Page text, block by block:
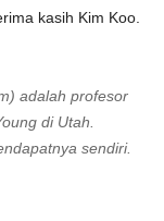
kasih Kim Koo.
adalah profesor
di Utah.
sendiri.